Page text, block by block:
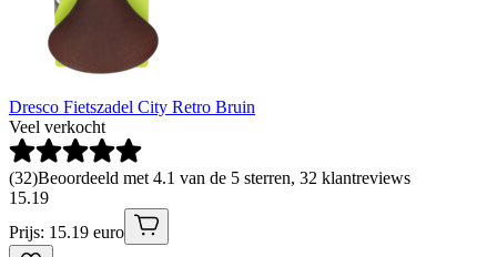
Dresco Fietszadel City Retro Bruin
Veel verkocht
(32)Beoordeeld met 4.1 van de 5 sterren, 32 klantreviews
15.19
Prijs: 15.19 euro